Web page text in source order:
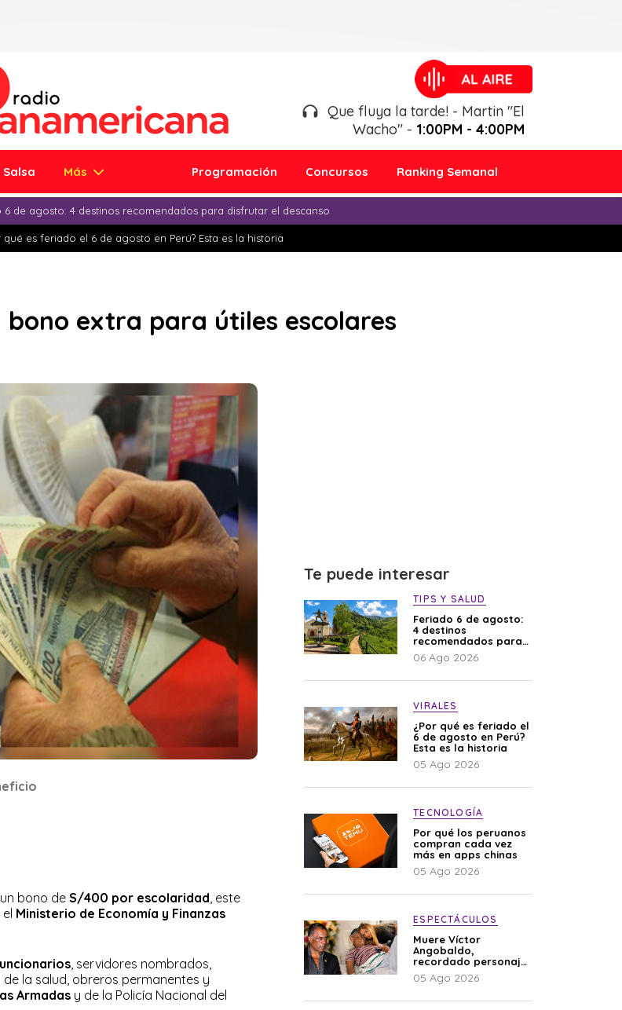
Que fluya la tarde! - Martin "El
Wacho" - 1:00PM - 4:00PM
Salsa Más Programación Concursos Ranking Semanal
6 de agosto: 4 destinos recomendados para disfrutar el descanso
qué es feriado el 6 de agosto en Perú? Esta es la historia
extra para útiles escolares
bono deS/400 por escolaridad , este
Ministerio de Economía y Finanzas
, servidores nombrados,
la salud, obreros permanentes y
Armadas y de la Policía Nacional del
Te puede interesar
TIPS Y SALUD
Feriado 6 de agosto:
4 destinos
recomendados para
disfrutar el descanso
06 Ago 2026
VIRALES
¿Por qué es feriado el
6 de agosto en Perú?
Esta es la historia
05 Ago 2026
TECNOLOGÍA
Por qué los peruanos
compran cada vez
más en apps chinas
05 Ago 2026
ESPECTÁCULOS
Muere Víctor
Angobaldo,
recordado personaje
de la farándula y
expareja de Shirley
05 Ago 2026